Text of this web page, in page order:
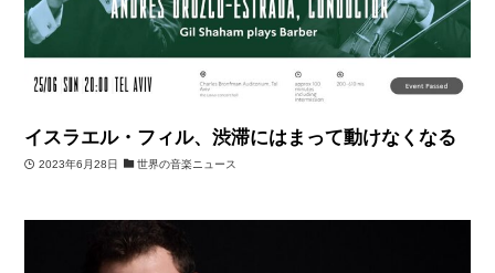
イスラエル・フィル、渋滞にはまって動けなくなる
2023年6月28日 世界の音楽ニュース